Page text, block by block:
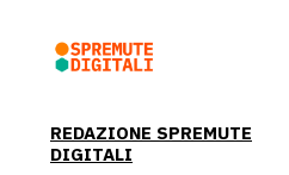
REDAZIONE SPREMUTE
DIGITALI